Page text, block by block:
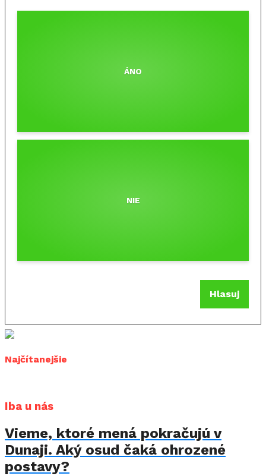
ÁNO
NIE
Hlasuj
Najčítanejšie
Iba u nás
Vieme, ktoré mená pokračujú v
Dunaji. Aký osud čaká ohrozené
postavy?